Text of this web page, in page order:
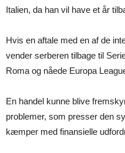
Italien, da han vil have et år
Hvis en aftale med en af de
vender serberen tilbage til
Roma og nåede Europa
En handel kunne blive
problemer, som presser den
kæmper med finansielle